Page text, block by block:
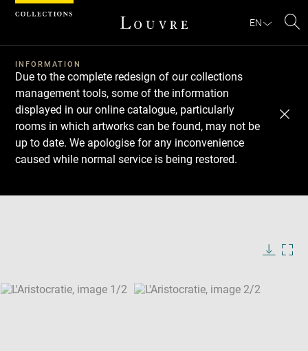
EN
INFORMATION
Due to the complete redesign of our collections
management tools, some of the information
displayed in our online catalogue, particularly
rooms in which artworks can be found, may not be
up to date. We apologise for any inconvenience
caused while normal service is being restored.
SKIP IMAGE CAROUSEL
Download
Next
Previous
Cookies management panel